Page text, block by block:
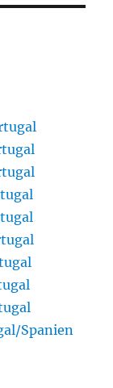
Spanien